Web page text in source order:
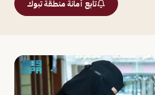
تابع أمانة منطقة تبوك